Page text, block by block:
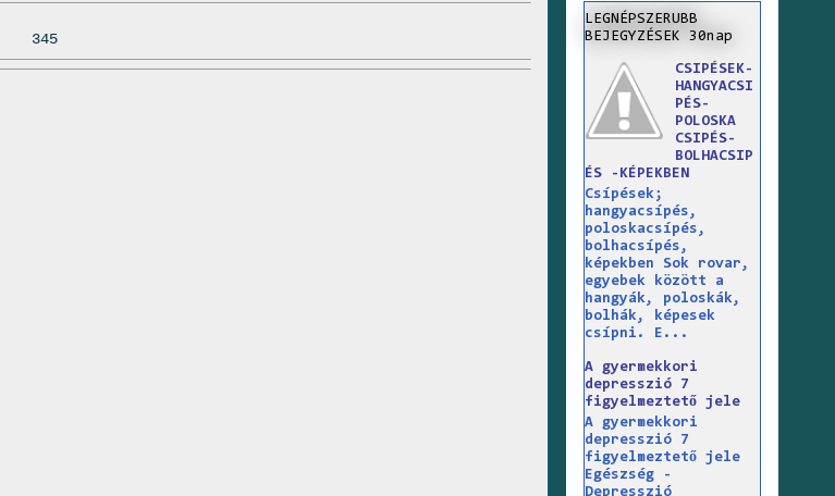
345
LEGNÉPSZERUBB
BEJEGYZÉSEK 30nap
CSIPÉSEK-
HANGYACSI
PÉS-
POLOSKA
CSIPÉS-
BOLHACSIP
ÉS -KÉPEKBEN
Csípések;
hangyacsípés,
poloskacsípés,
bolhacsípés,
képekben Sok rovar,
egyebek között a
hangyák, poloskák,
bolhák, képesek
csípni. E...
A gyermekkori
depresszió 7
figyelmeztető jele
A gyermekkori
depresszió 7
figyelmeztető jele
Egészség -
Depresszió